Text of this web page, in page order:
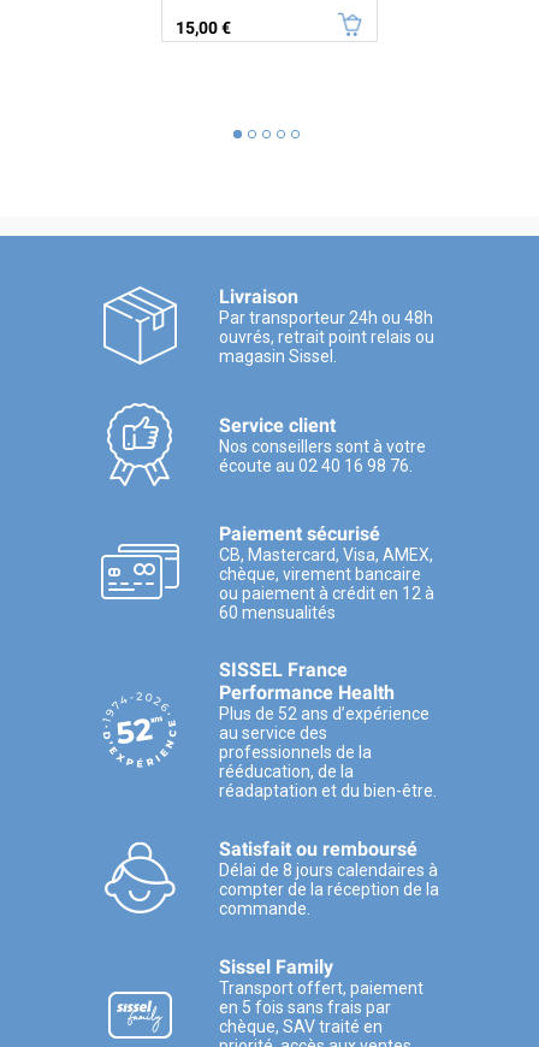
Prix
15,00 €
Livraison
Par transporteur 24h ou 48h
ouvrés, retrait point relais ou
magasin Sissel.
Service client
Nos conseillers sont à votre
écoute au 02 40 16 98 76.
Paiement sécurisé
CB, Mastercard, Visa, AMEX,
chèque, virement bancaire
ou paiement à crédit en 12 à
60 mensualités
SISSEL France
Performance Health
Plus de 52 ans d’expérience
au service des
professionnels de la
rééducation, de la
réadaptation et du bien-être.
Satisfait ou remboursé
Délai de 8 jours calendaires à
compter de la réception de la
commande.
Sissel Family
Transport offert, paiement
en 5 fois sans frais par
chèque, SAV traité en